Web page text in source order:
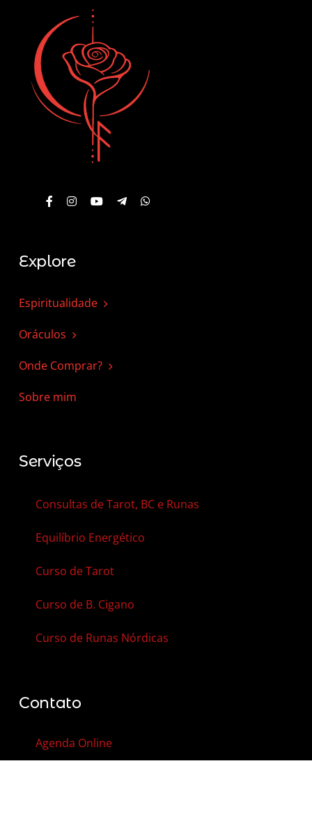
Explore
Espiritualidade
Oráculos
Onde Comprar?
Sobre mim
Serviços
Consultas de Tarot, BC e Runas
Equilíbrio Energético
Curso de Tarot
Curso de B. Cigano
Curso de Runas Nórdicas
Contato
Agenda Online